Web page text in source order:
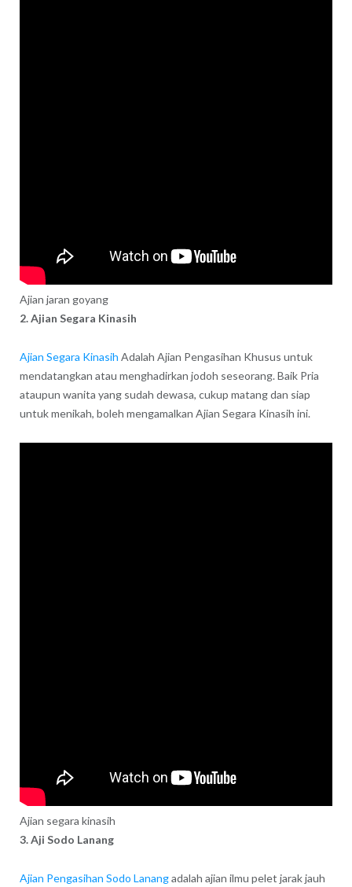
Ajian jaran goyang
2. Ajian Segara Kinasih
Ajian Segara Kinasih Adalah Ajian Pengasihan Khusus untuk
mendatangkan atau menghadirkan jodoh seseorang. Baik Pria
ataupun wanita yang sudah dewasa, cukup matang dan siap
untuk menikah, boleh mengamalkan Ajian Segara Kinasih ini.
Ajian segara kinasih
3. Aji Sodo Lanang
Ajian Pengasihan Sodo Lanangadalah ajian ilmu pelet jarak jauh